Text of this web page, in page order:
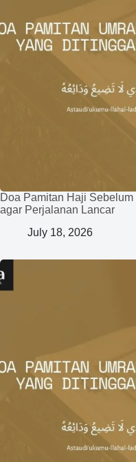
Doa Pamitan Haji
agar Perjalanan Lancar
July 18, 2026